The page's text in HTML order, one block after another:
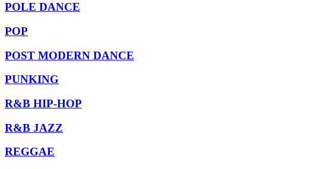
POLE DANCE
POP
POST MODERN DANCE
PUNKING
R&B HIP-HOP
R&B JAZZ
REGGAE